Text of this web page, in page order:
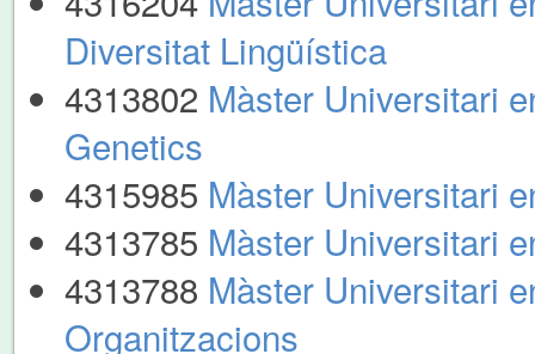
Diversitat Lingüística
4313802 Màster Universitari
Genetics
4315985 Màster Universitari
4313785 Màster Universitari
4313788 Màster Universitari
Organitzacions